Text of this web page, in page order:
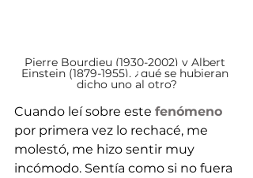
Pierre Bourdieu (1930-2002) y Albert
Einstein (1879-1955), ¿qué se hubieran
dicho uno al otro?
Cuando leí sobre este fenómeno
por primera vez lo rechacé, me
molestó, me hizo sentir muy
incómodo. Sentía como si no fuera